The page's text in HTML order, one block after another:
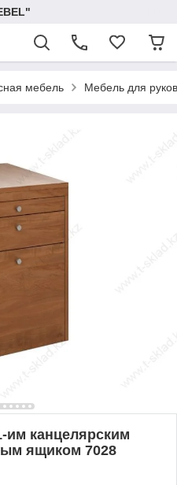
мебель Мебель для
им канцелярским
ящиком 7028